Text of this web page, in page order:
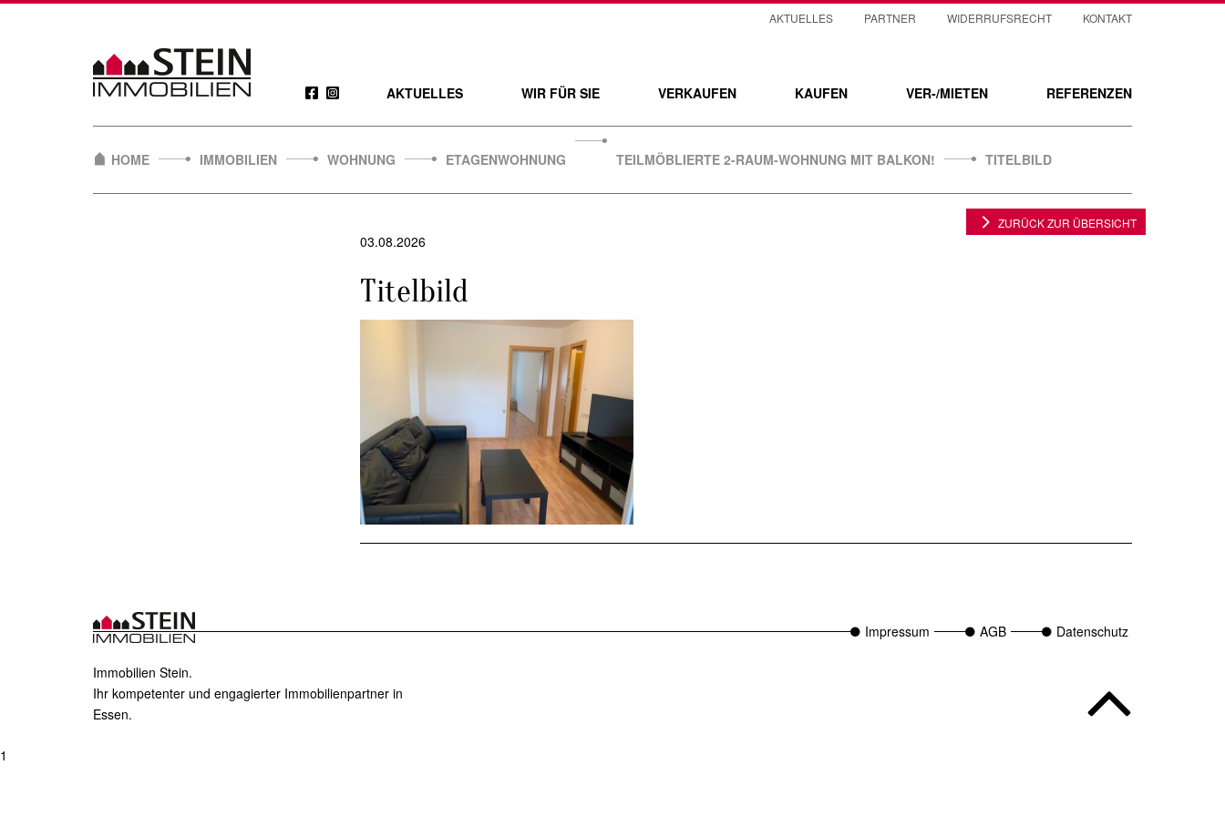
AKTUELLES WIR FÜR SIE VERKAUFEN KAUFEN VER-/MIETEN REFERENZEN
AKTUELLES PARTNER WIDERRUFSRECHT KONTAKT
HOME IMMOBILIEN WOHNUNG ETAGENWOHNUNG TEILMÖBLIERTE 2-RAUM-WOHNUNG MIT BALKON! TITELBILD
03.08.2026
Titelbild
ZURÜCK ZUR ÜBERSICHT
Immobilien Stein.
Ihr kompetenter und engagierter Immobilienpartner in
Essen.
Impressum AGB Datenschutz
1